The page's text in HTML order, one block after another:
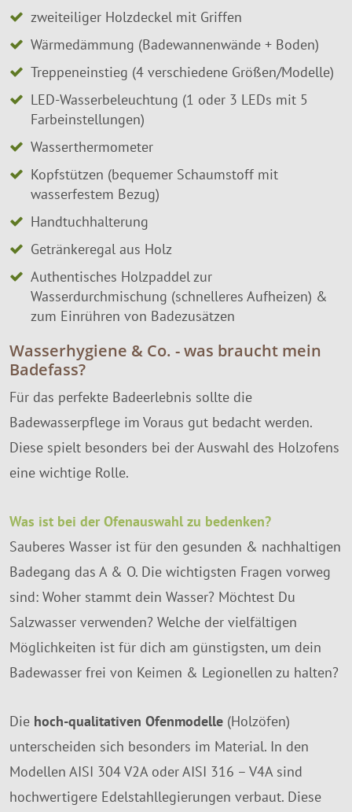
zweiteiliger Holzdeckel mit Griffen
Wärmedämmung (Badewannenwände + Boden)
Treppeneinstieg (4 verschiedene Größen/Modelle)
LED-Wasserbeleuchtung (1 oder 3 LEDs mit 5
Farbeinstellungen)
Wasserthermometer
Kopfstützen (bequemer Schaumstoff mit
wasserfestem Bezug)
Handtuchhalterung
Getränkeregal aus Holz
Authentisches Holzpaddel zur
Wasserdurchmischung (schnelleres Aufheizen) &
zum Einrühren von Badezusätzen
Wasserhygiene & Co. - was braucht mein
Badefass?
Für das perfekte Badeerlebnis sollte die
Badewasserpflege im Voraus gut bedacht werden.
Diese spielt besonders bei der Auswahl des Holzofens
eine wichtige Rolle.
Was ist bei der Ofenauswahl zu bedenken?
Sauberes Wasser ist für den gesunden & nachhaltigen
Badegang das A & O. Die wichtigsten Fragen vorweg
sind: Woher stammt dein Wasser? Möchtest Du
Salzwasser verwenden? Welche der vielfältigen
Möglichkeiten ist für dich am günstigsten, um dein
Badewasser frei von Keimen & Legionellen zu halten?
Die hoch-qualitativen Ofenmodelle (Holzöfen)
unterscheiden sich besonders im Material. In den
Modellen AISI 304 V2A oder AISI 316 – V4A sind
hochwertigere Edelstahllegierungen verbaut. Diese